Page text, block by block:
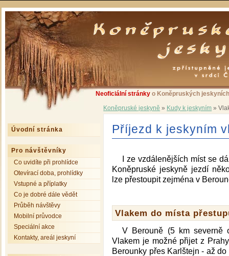
Neoficiální stránky o Koněpruských
Koněpruské jeskyně » Kudy k jeskyním »
Příjezd k jeskyním
I ze vzdálenějších míst se
Koněpruské jeskyně jezdí
lze přestoupit zejména v
Vlakem do místa
V Berouně (5 km severně
Vlakem je možné přijet z
Berounky přes Karlštejn - až
Úvodní stránka
Pro návštěvníky
Co uvidíte při prohlídce
Otevírací doba, prohlídky
Vstupné a příplatky
Co je dobré dále vědět
Průběh návštěvy
Mobilní průvodce
Speciální akce
Kontakty, areál jeskyní